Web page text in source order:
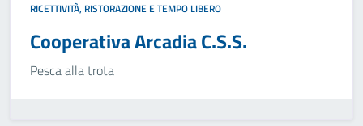
RICETTIVITÀ, RISTORAZIONE E TEMPO LIBERO
Cooperativa Arcadia C.S.S.
Pesca alla trota